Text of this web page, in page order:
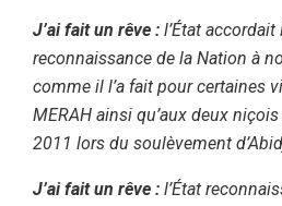
J’ai fait un rêve : l’État
reconnaissance de la Nation à
comme il l’a fait pour certaines
MERAH ainsi qu’aux deux
2011 lors du soulèvement
J’ai fait un rêve : l’État